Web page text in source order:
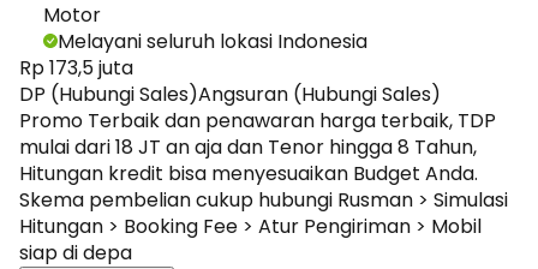
Motor
Melayani seluruh lokasi Indonesia
Rp 173,5 juta
DP (Hubungi Sales)Angsuran (Hubungi Sales)
Promo Terbaik dan penawaran harga terbaik, TDP
mulai dari 18 JT an aja dan Tenor hingga 8 Tahun,
Hitungan kredit bisa menyesuaikan Budget Anda.
Skema pembelian cukup hubungi Rusman > Simulasi
Hitungan > Booking Fee > Atur Pengiriman > Mobil
siap di depa